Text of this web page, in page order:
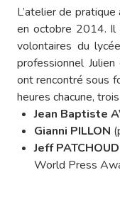
L’atelier de
en octobre 2014. Il
volontaires du
professionnel
ont rencontré sous
heures chacune,
Jean Baptiste
Gianni PILLON
Jeff PATCHOUD
World Press